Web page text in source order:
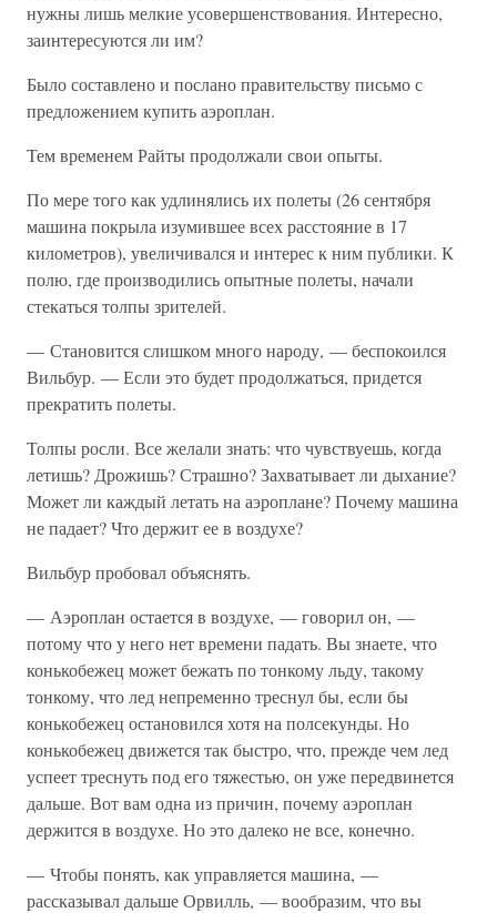
нужны лишь мелкие усовершенствования. Интересно,
заинтересуются ли им?
Было составлено и послано правительству письмо с
предложением купить аэроплан.
Тем временем Райты продолжали свои опыты.
По мере того как удлинялись их полеты (26 сентября
машина покрыла изумившее всех расстояние в 17
километров), увеличивался и интерес к ним публики. К
полю, где производились опытные полеты, начали
стекаться толпы зрителей.
— Становится слишком много народу, — беспокоился
Вильбур. — Если это будет продолжаться, придется
прекратить полеты.
Толпы росли. Все желали знать: что чувствуешь, когда
летишь? Дрожишь? Страшно? Захватывает ли дыхание?
Может ли каждый летать на аэроплане? Почему машина
не падает? Что держит ее в воздухе?
Вильбур пробовал объяснять.
— Аэроплан остается в воздухе, — говорил он, —
потому что у него нет времени падать. Вы знаете, что
конькобежец может бежать по тонкому льду, такому
тонкому, что лед непременно треснул бы, если бы
конькобежец остановился хотя на полсекунды. Но
конькобежец движется так быстро, что, прежде чем лед
успеет треснуть под его тяжестью, он уже передвинется
дальше. Вот вам одна из причин, почему аэроплан
держится в воздухе. Но это далеко не все, конечно.
— Чтобы понять, как управляется машина, —
рассказывал дальше Орвилль, — вообразим, что вы